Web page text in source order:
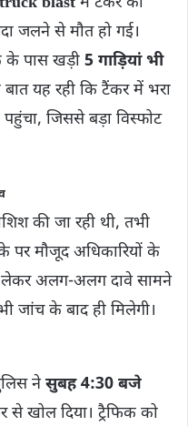
जलने से मौत हो गई।
के पास खड़ी 5 गाड़ियां भी
यह रही कि टैंकर में भरा
जिससे बड़ा विस्फोट
की जा रही थी, तभी
पर मौजूद अधिकारियों के
अलग-अलग दावे सामने
जांच के बाद ही मिलेगी।
नेसुबह 4:30 बजे
से खोल दिया। ट्रैफिक को